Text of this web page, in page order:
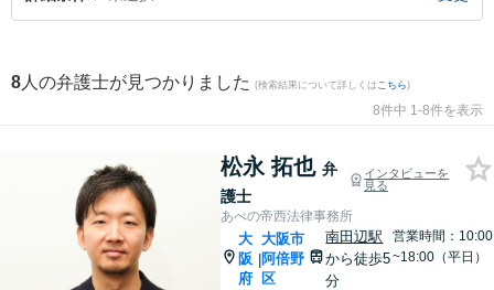
8 人の弁護士が見つかりました (検索結果について詳しくは こちら)
8件中 1-8件を表示
松永 拓也 弁
護士
インタビューを
見る
あべの帝西法律事務所
大
阪
府
|
大阪市
阿倍野
区
南田辺駅
から徒歩5
分
営業時間：10:00
~18:00（平日）